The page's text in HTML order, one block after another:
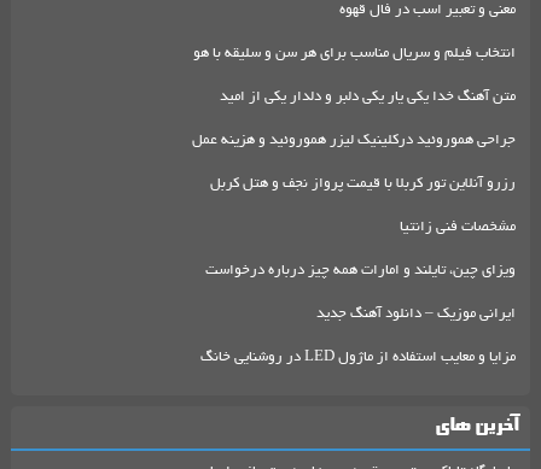
معنی و تعبیر اسب در فال قهوه
انتخاب فیلم و سریال مناسب برای هر سن و سلیقه با هو
متن آهنگ خدا یکی یار یکی دلبر و دلدار یکی از امید
جراحی هموروئید درکلینیک لیزر هموروئید و هزینه عمل
رزرو آنلاین تور کربلا با قیمت پرواز نجف و هتل کربل
مشخصات فنی زانتیا
ویزای چین، تایلند و امارات همه چیز درباره درخواست
ایرانی موزیک – دانلود آهنگ جدید
مزایا و معایب استفاده از ماژول LED در روشنایی خانگ
آخرین های